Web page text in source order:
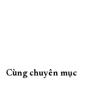
Cùng chuyên mục